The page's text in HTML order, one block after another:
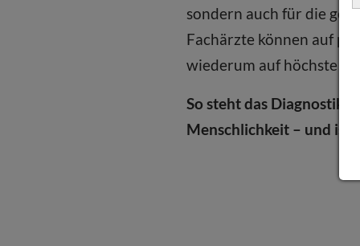
sondern auch für die
Fachärzte können auf
wiederum auf höchste
So steht das
Menschlichkeit – und ist